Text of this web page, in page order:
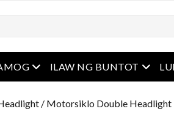
Buksan ang menu
ILAW NG BUNTOT
/ Motorsiklo Double Headlight